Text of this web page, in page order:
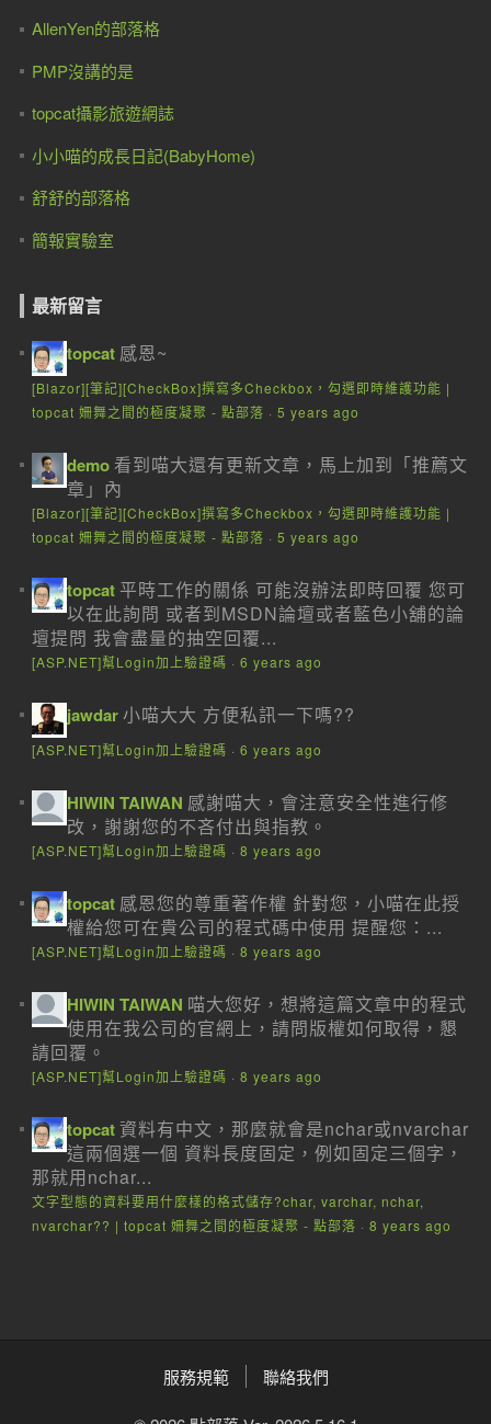
AllenYen的部落格
PMP沒講的是
topcat攝影旅遊網誌
小小喵的成長日記(BabyHome)
舒舒的部落格
簡報實驗室
最新留言
topcat 感恩~
[Blazor][筆記][CheckBox]撰寫多Checkbox，勾選即時維護功能 |
topcat 姍舞之間的極度凝聚 - 點部落 · 5 years ago
demo 看到喵大還有更新文章，馬上加到「推薦文
章」內
[Blazor][筆記][CheckBox]撰寫多Checkbox，勾選即時維護功能 |
topcat 姍舞之間的極度凝聚 - 點部落 · 5 years ago
topcat 平時工作的關係 可能沒辦法即時回覆 您可
以在此詢問 或者到MSDN論壇或者藍色小舖的論
壇提問 我會盡量的抽空回覆...
[ASP.NET]幫Login加上驗證碼 · 6 years ago
jawdar小喵大大 方便私訊一下嗎??
[ASP.NET]幫Login加上驗證碼 · 6 years ago
HIWIN TAIWAN 感謝喵大，會注意安全性進行修
改，謝謝您的不吝付出與指教。
[ASP.NET]幫Login加上驗證碼 · 8 years ago
topcat 感恩您的尊重著作權 針對您，小喵在此授
權給您可在貴公司的程式碼中使用 提醒您：...
[ASP.NET]幫Login加上驗證碼 · 8 years ago
HIWIN TAIWAN 喵大您好，想將這篇文章中的程式
使用在我公司的官網上，請問版權如何取得，懇
請回覆。
[ASP.NET]幫Login加上驗證碼 · 8 years ago
topcat資料有中文，那麼就會是nchar或nvarchar
這兩個選一個 資料長度固定，例如固定三個字，
那就用nchar...
文字型態的資料要用什麼樣的格式儲存?char, varchar, nchar,
nvarchar?? | topcat 姍舞之間的極度凝聚 - 點部落 · 8 years ago
服務規範 聯絡我們